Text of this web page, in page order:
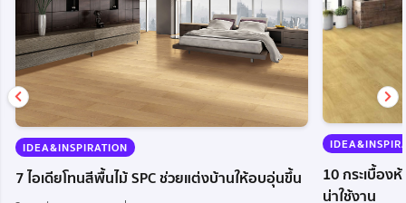
IDEA&INSPIRATION
7 ไอเดียโทนสีพื้นไม้ SPC ช่วยแต่งบ้านให้อบอุ่นขึ้น
10 กระเบื้อง
น่าใช้งาน